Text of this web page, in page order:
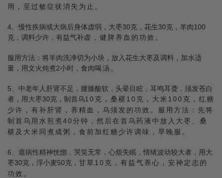
用，至过敏症状消失为止。
4、慢性疾病或大病后身体虚弱，大枣30克，花生30克，羊肉100
克，调料少许，有益气补虚，健脾养血的功效。
服用方法：将羊肉洗净切为小块，放入花生大枣及调料，加水适
量，用文火炖煮2小时，食肉喝汤。
5、中老年人肝肾不足，腰膝酸软，头晕目眩，耳鸣耳聋，须发苍白
者，用大枣30克，制首乌10克，桑椹10克，大米100克，红糖
少许，有补肝肾，养精血，乌须发的功效。
服用方法：先将
制首乌用水煎煮40分钟，然后在首乌药液中放入大枣、桑
椹及大米同煮成粥 ，食前加红糖少许调味，早晚服。
6、癔病性精神恍惚，哭笑无常，心烦失眠，情绪波动较大者，用大
枣30克，浮小麦50克， 甘草10克，有益气养心，安神定志的
功效。